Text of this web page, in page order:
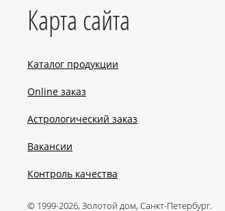
Карта сайта
Каталог продукции
Online заказ
Астрологический заказ
Вакансии
Контроль качества
© 1999-2026, Золотой дом, Санкт-Петербург.